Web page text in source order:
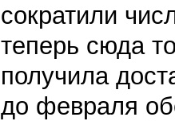
сократили
теперь сюда
получила
до февраля